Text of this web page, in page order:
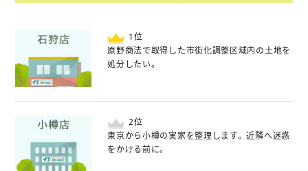
位
原野商法で取得した市街化調整区域内の土地を
処分したい。
位
東京から小樽の実家を整理します。近隣へ迷惑
をかける前に。